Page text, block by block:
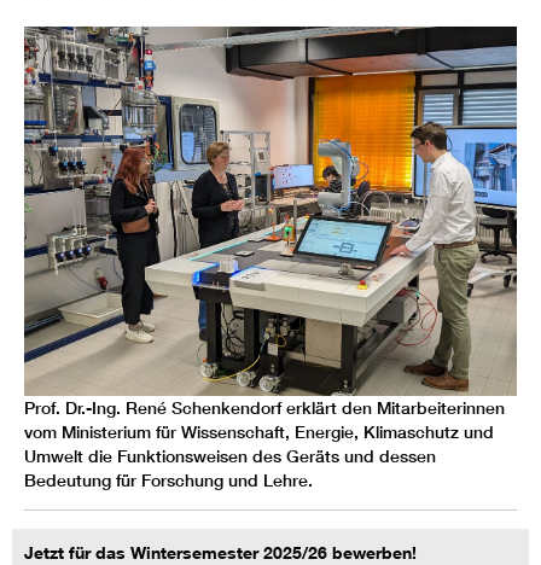
Prof. Dr.-Ing. René Schenkendorf erklärt den Mitarbeiterinnen
vom Ministerium für Wissenschaft, Energie, Klimaschutz und
Umwelt die Funktionsweisen des Geräts und dessen
Bedeutung für Forschung und Lehre.
Jetzt für das Wintersemester 2025/26 bewerben!